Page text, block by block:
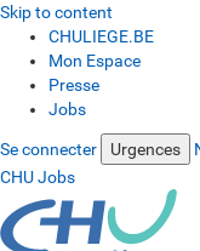
Skip to content
CHULIEGE.BE
Mon Espace
Presse
Jobs
Se connecter Urgences
CHU Jobs